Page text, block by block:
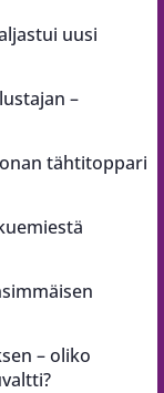
uusi
–
tähtitoppari
– oliko